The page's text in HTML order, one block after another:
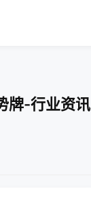
牌-行业资讯